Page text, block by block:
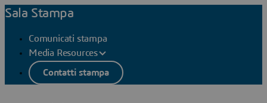
Sala Stampa
Comunicati stampa
Media Resources
Contatti stampa